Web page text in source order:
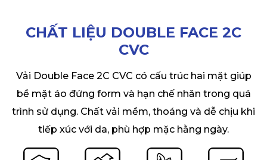
CHẤT LIỆU DOUBLE FACE 2C
CVC
Vải Double Face 2C CVC có cấu trúc hai mặt giúp
bề mặt áo đứng form và hạn chế nhăn trong quá
trình sử dụng. Chất vải mềm, thoáng và dễ chịu khi
tiếp xúc với da, phù hợp mặc hằng ngày.